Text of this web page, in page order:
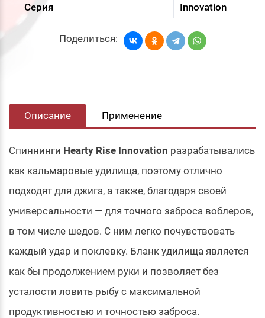
Серия
Innovation
Поделиться:
Описание Применение
Спиннинги Hearty Rise Innovation разрабатывались
как кальмаровые удилища, поэтому отлично
подходят для джига, а также, благодаря своей
универсальности — для точного заброса воблеров,
в том числе шедов. С ним легко почувствовать
каждый удар и поклевку. Бланк удилища является
как бы продолжением руки и позволяет без
усталости ловить рыбу с максимальной
продуктивностью и точностью заброса.